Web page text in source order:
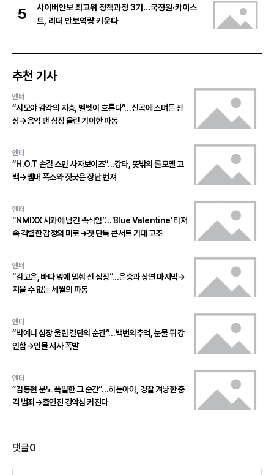
5
사이버안보 최고위 정책과정 3기…국정원·카이스
트, 리더 안보역량 키운다
추천 기사
엔터
“시모야 감각의 지층, 벨벳이 흐른다”…신곡에 스며든 잔
상→음악 팬 심장 울린 기이한 파동
엔터
“H.O.T 손길 스민 사자보이즈”…강타, 뜻밖의 롤모델 고
백→멤버 폭소와 짓궂은 장난 번져
엔터
“NMIXX 사과에 남긴 속삭임”…‘Blue Valentine’ 티저
속 격렬한 감정의 미로→첫 단독 콘서트 기대 고조
엔터
“김고은, 바다 앞에 멈춰 선 심장”…은중과 상연 마지막→
지울 수 없는 세월의 파동
엔터
“박예니 심장 울린 결단의 순간”…백번의추억, 눈물 뒤 강
인함→인물 서사 폭발
엔터
“김동현 분노 폭발한 그 순간”…히든아이, 경찰 겨냥한 충
격 범죄→출연진 경악심 커진다
댓글0